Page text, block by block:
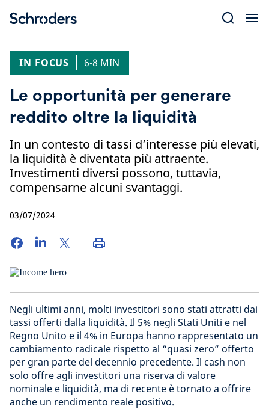
IN FOCUS
6-8 MIN
Le opportunità per generare
reddito oltre la liquidità
In un contesto di tassi d’interesse più elevati,
la liquidità è diventata più attraente.
Investimenti diversi possono, tuttavia,
compensarne alcuni svantaggi.
03/07/2024
Negli ultimi anni, molti investitori sono stati attratti dai
tassi offerti dalla liquidità. Il 5% negli Stati Uniti e nel
Regno Unito e il 4% in Europa hanno rappresentato un
cambiamento radicale rispetto al “quasi zero” offerto
per gran parte del decennio precedente. Il cash non
solo offre agli investitori una riserva di valore
nominale e liquidità, ma di recente è tornato a offrire
anche un rendimento reale positivo.